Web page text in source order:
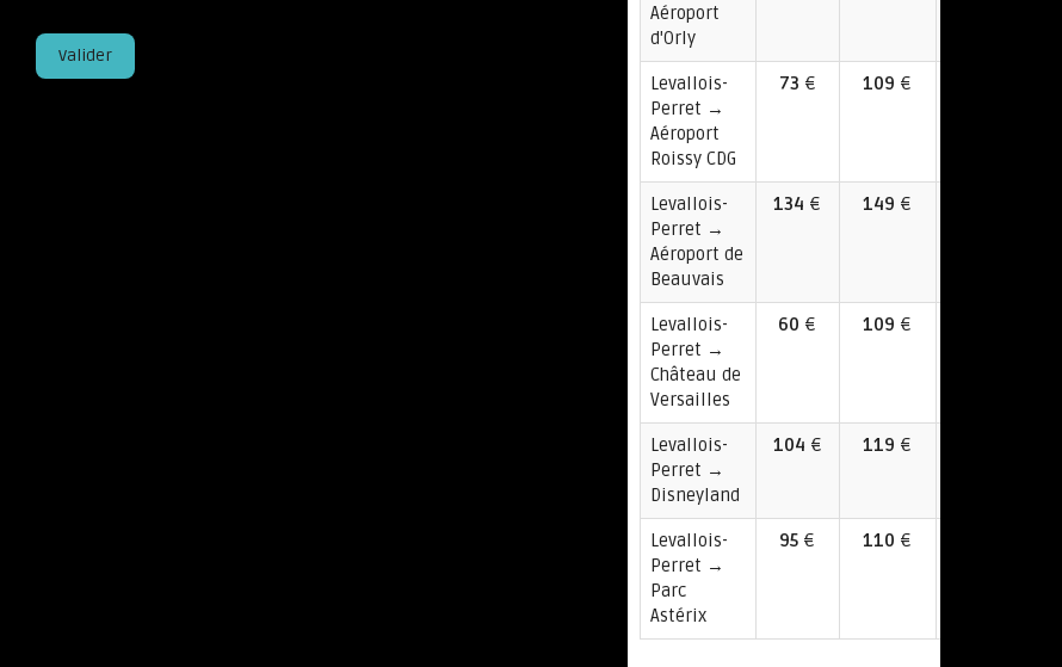
Valider
Aéroport
d'Orly
Levallois-
Perret →
Aéroport
Roissy CDG
73 € 109 €
Levallois-
Perret →
Aéroport de
Beauvais
134 € 149 €
Levallois-
Perret →
Château de
Versailles
60 € 109 €
Levallois-
Perret →
Disneyland
104 € 119 €
Levallois-
Perret →
Parc
Astérix
95 € 110 €